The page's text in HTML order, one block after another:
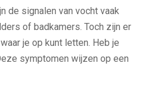
de signalen van vocht vaak
of badkamers. Toch zijn er
je op kunt letten. Heb je
symptomen wijzen op een